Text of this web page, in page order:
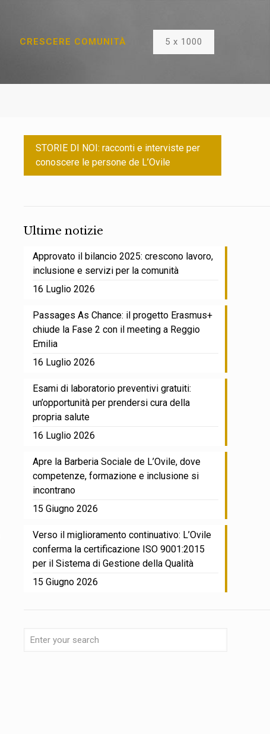
CRESCERE COMUNITÀ 5 x 1000
STORIE DI NOI: racconti e interviste per
conoscere le persone de L’Ovile
Ultime notizie
Approvato il bilancio 2025: crescono lavoro,
inclusione e servizi per la comunità
16 Luglio 2026
Passages As Chance: il progetto Erasmus+
chiude la Fase 2 con il meeting a Reggio
Emilia
16 Luglio 2026
Esami di laboratorio preventivi gratuiti:
un’opportunità per prendersi cura della
propria salute
16 Luglio 2026
Apre la Barberia Sociale de L’Ovile, dove
competenze, formazione e inclusione si
incontrano
15 Giugno 2026
Verso il miglioramento continuativo: L’Ovile
conferma la certificazione ISO 9001:2015
per il Sistema di Gestione della Qualità
15 Giugno 2026